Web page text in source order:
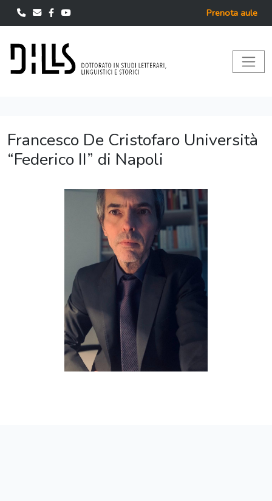
Prenota aule
Francesco De Cristofaro Università
“Federico II” di Napoli